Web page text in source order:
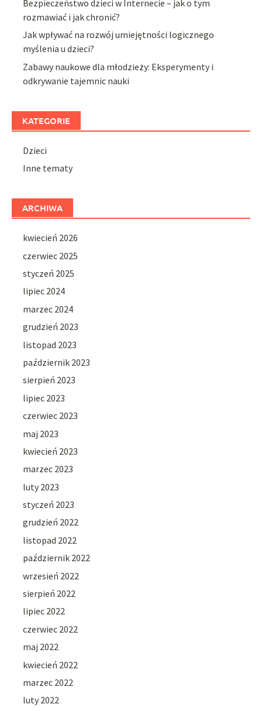
Bezpieczeństwo dzieci w Internecie – jak o tym
rozmawiać i jak chronić?
Jak wpływać na rozwój umiejętności logicznego
myślenia u dzieci?
Zabawy naukowe dla młodzieży: Eksperymenty i
odkrywanie tajemnic nauki
KATEGORIE
Dzieci
Inne tematy
ARCHIWA
kwiecień 2026
czerwiec 2025
styczeń 2025
lipiec 2024
marzec 2024
grudzień 2023
listopad 2023
październik 2023
sierpień 2023
lipiec 2023
czerwiec 2023
maj 2023
kwiecień 2023
marzec 2023
luty 2023
styczeń 2023
grudzień 2022
listopad 2022
październik 2022
wrzesień 2022
sierpień 2022
lipiec 2022
czerwiec 2022
maj 2022
kwiecień 2022
marzec 2022
luty 2022